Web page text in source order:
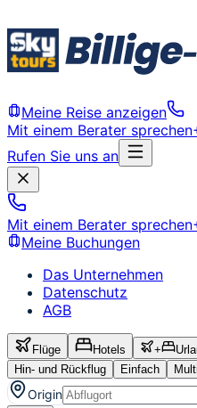
Meine Reise anzeigen
Mit einem Berater sprechen
Rufen Sie uns an
Mit einem Berater sprechen
Meine Buchungen
Das Unternehmen
Datenschutz
AGB
Flüge Hotels +
Hin- und Rückflug
Einfach
Origin